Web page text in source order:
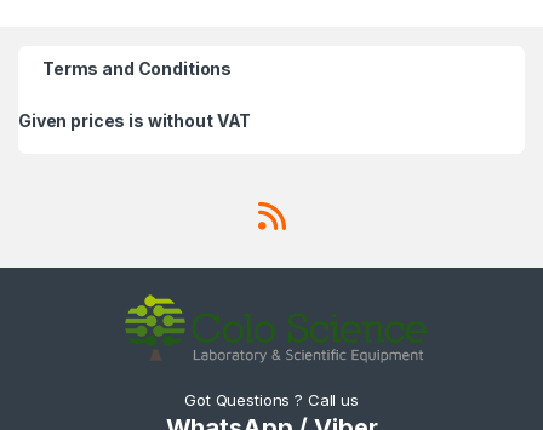
Terms and Conditions
Given prices is without VAT
Got Questions ? Call us